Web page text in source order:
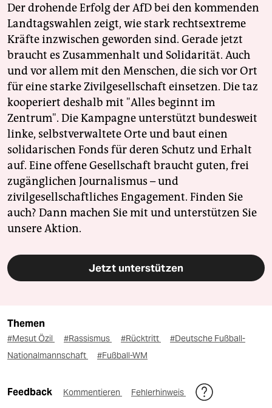
Der drohende Erfolg der AfD bei den kommenden
Landtagswahlen zeigt, wie stark rechtsextreme
Kräfte inzwischen geworden sind. Gerade jetzt
braucht es Zusammenhalt und Solidarität. Auch
und vor allem mit den Menschen, die sich vor Ort
für eine starke Zivilgesellschaft einsetzen. Die taz
kooperiert deshalb mit "Alles beginnt im
Zentrum". Die Kampagne unterstützt bundesweit
linke, selbstverwaltete Orte und baut einen
solidarischen Fonds für deren Schutz und Erhalt
auf. Eine offene Gesellschaft braucht guten, frei
zugänglichen Journalismus – und
zivilgesellschaftliches Engagement. Finden Sie
auch? Dann machen Sie mit und unterstützen Sie
unsere Aktion.
Jetzt unterstützen
Themen
#Mesut Özil #Rassismus #Rücktritt
#Deutsche Fußball-
Nationalmannschaft
#Fußball-WM
Feedback Kommentieren Fehlerhinweis